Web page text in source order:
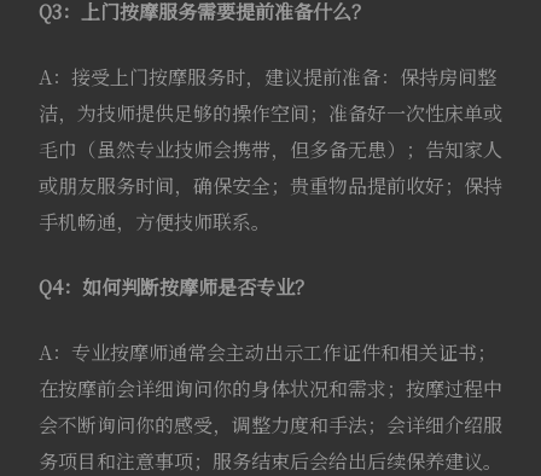
Q3：上门按摩服务需要提前准备什么？
A：接受上门按摩服务时，建议提前准备：保持房间整
洁，为技师提供足够的操作空间；准备好一次性床单或
毛巾（虽然专业技师会携带，但多备无患）；告知家人
或朋友服务时间，确保安全；贵重物品提前收好；保持
手机畅通，方便技师联系。
Q4：如何判断按摩师是否专业？
A：专业按摩师通常会主动出示工作证件和相关证书；
在按摩前会详细询问你的身体状况和需求；按摩过程中
会不断询问你的感受，调整力度和手法；会详细介绍服
务项目和注意事项；服务结束后会给出后续保养建议。